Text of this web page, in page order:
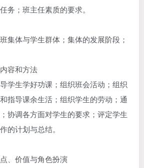
务；班主任素质的要求。
集体与学生群体；集体的发展阶段；
容和方法
学生学好功课；组织班会活动；组织
指导课余生活；组织学生的劳动；通
协调各方面对学生的要求；评定学生
的计划与总结。
、价值与角色扮演